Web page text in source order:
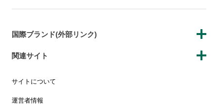
国際ブランド(外部リンク)
関連サイト
サイトについて
運営者情報